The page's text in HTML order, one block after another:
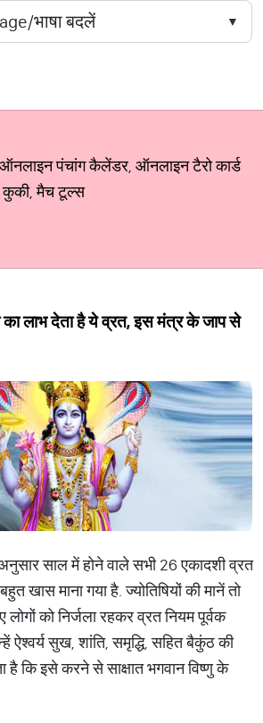
पंचांग कैलेंडर, ऑनलाइन टैरो कार्ड
कुकी, मैच टूल्स
लाभ देता है ये व्रत, इस मंत्र के जाप से
साल में होने वाले सभी 26 एकादशी व्रत
खास माना गया है. ज्योतिषियों की मानें तो
को निर्जला रहकर व्रत नियम पूर्वक
ऐश्वर्य सुख, शांति, समृद्धि, सहित बैकुंठ की
है कि इसे करने से साक्षात भगवान विष्णु के